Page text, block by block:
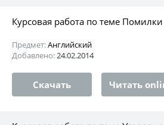
Курсовая работа по теме Помилки
Предмет:Английский
Добавлено:24.02.2014
Скачать Читать